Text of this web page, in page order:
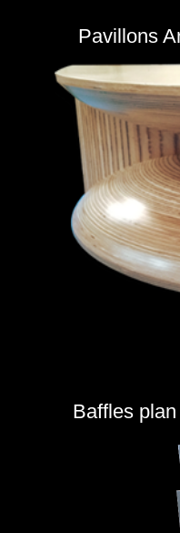
Pavillons
Baffles